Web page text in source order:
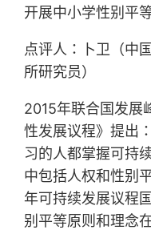
开展中小学性别平
点评人：卜卫（中
所研究员）
2015年联合国发展
性发展议程》提出
习的人都掌握可持
中包括人权和性别
年可持续发展议程
别平等原则和理念